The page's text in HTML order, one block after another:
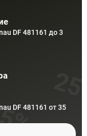
DF 481161 до 3
DF 481161 от 35